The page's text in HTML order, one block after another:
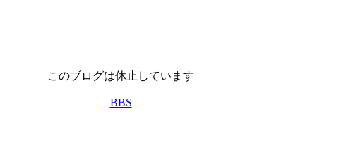
このブログは休止しています
BBS